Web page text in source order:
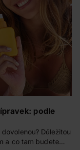
podle
Důležitou
a co tam budete